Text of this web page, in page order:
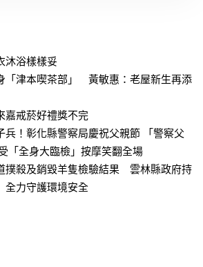
浴樣樣妥
「津本喫茶部」 黃敏惠：老屋新生再添
戒菸好禮獎不完
兵！彰化縣警察局慶祝父親節 「警察父
「全身大臨檢」按摩笑翻全場
撲殺及銷毀羊隻檢驗結果 雲林縣政府持
力守護環境安全